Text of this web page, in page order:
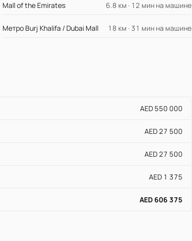
Mall of the Emirates 6.8 км · 12 мин на машине
Метро Burj Khalifa / Dubai Mall 18 км · 31 мин на машине
AED 550 000
AED 27 500
AED 27 500
AED 1 375
AED 606 375